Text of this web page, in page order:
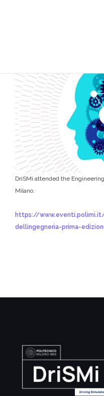
DriSMi attended the
Milano.
https://
dellingegneria-prima-